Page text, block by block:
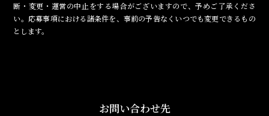
断・変更・運営の中止をする場合がございますので、予めご了承くださ
い。応募事項における諸条件を、事前の予告なくいつでも変更できるもの
とします。
お問い合わせ先